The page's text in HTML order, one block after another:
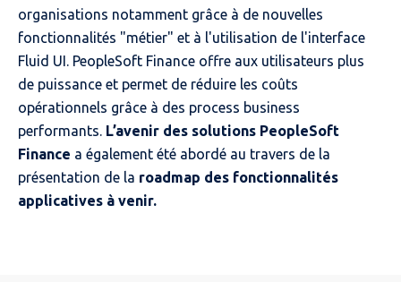
organisations notamment grâce à de nouvelles
fonctionnalités "métier" et à l'utilisation de l'interface
Fluid UI. PeopleSoft Finance offre aux utilisateurs plus
de puissance et permet de réduire les coûts
opérationnels grâce à des process business
performants. L’avenir des solutions PeopleSoft
Finance a également été abordé au travers de la
présentation de la roadmap des fonctionnalités
applicatives à venir.